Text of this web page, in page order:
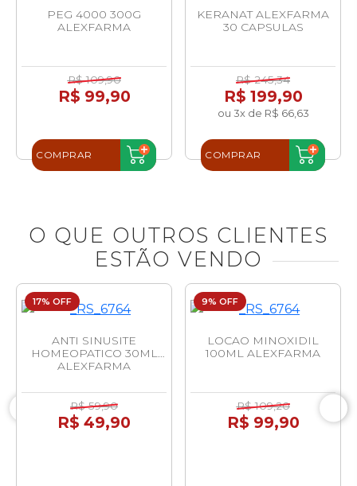
PEG 4000 300G
ALEXFARMA
R$ 109,90
R$ 99,90
COMPRAR
KERANAT ALEXFARMA
30 CAPSULAS
R$ 245,34
R$ 199,90
ou 3x de R$ 66,63
COMPRAR
O QUE OUTROS CLIENTES
ESTÃO VENDO
17% OFF
ANTI SINUSITE
HOMEOPATICO 30ML
ALEXFARMA
R$ 59,90
R$ 49,90
9% OFF
LOCAO MINOXIDIL
100ML ALEXFARMA
R$ 109,20
R$ 99,90